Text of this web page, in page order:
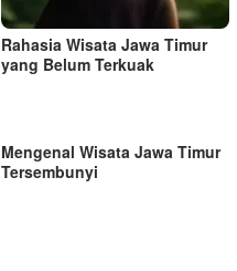
Rahasia Wisata Jawa Timur
yang Belum Terkuak
Mengenal Wisata Jawa Timur
Tersembunyi